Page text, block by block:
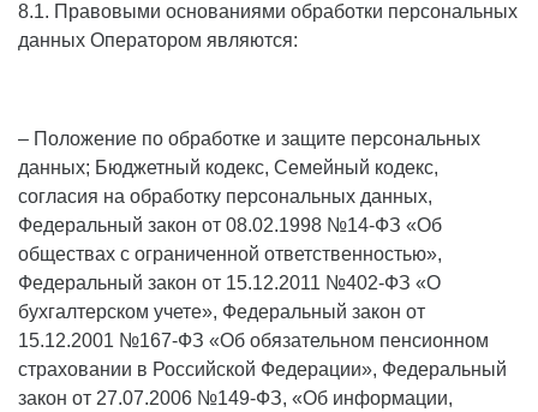
8.1. Правовыми основаниями обработки персональных
данных Оператором являются:
– Положение по обработке и защите персональных
данных; Бюджетный кодекс, Семейный кодекс,
согласия на обработку персональных данных,
Федеральный закон от 08.02.1998 №14-ФЗ «Об
обществах с ограниченной ответственностью»,
Федеральный закон от 15.12.2011 №402-ФЗ «О
бухгалтерском учете», Федеральный закон от
15.12.2001 №167-ФЗ «Об обязательном пенсионном
страховании в Российской Федерации», Федеральный
закон от 27.07.2006 №149-ФЗ, «Об информации,